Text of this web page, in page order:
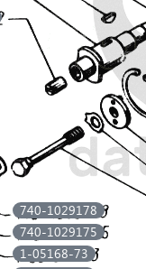
740-1029175
1-05168-73
740-1029178